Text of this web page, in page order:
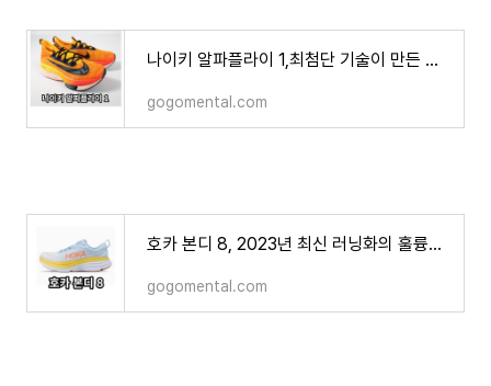
나이키 알파플라이 1,최첨단 기술이 만든 장거리 레이싱 러닝화
gogomental.com
호카 본디 8, 2023년 최신 러닝화의 훌륭한 선택
gogomental.com